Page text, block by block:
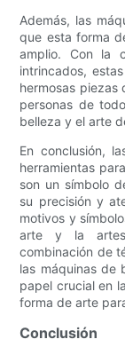
Además, las
que esta forma
amplio. Con la
intrincados,
hermosas piezas
personas de
belleza y el arte
En conclusión,
herramientas
son un símbolo
su precisión y
motivos y
arte y la
combinación de
las máquinas de
papel crucial en
forma de arte
Conclusión